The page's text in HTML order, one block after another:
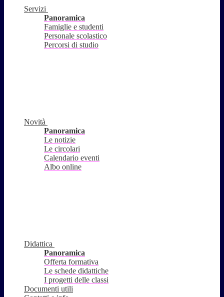
Servizi
Panoramica
Famiglie e studenti
Personale scolastico
Percorsi di studio
Novità
Panoramica
Le notizie
Le circolari
Calendario eventi
Albo online
Didattica
Panoramica
Offerta formativa
Le schede didattiche
I progetti delle classi
Documenti utili